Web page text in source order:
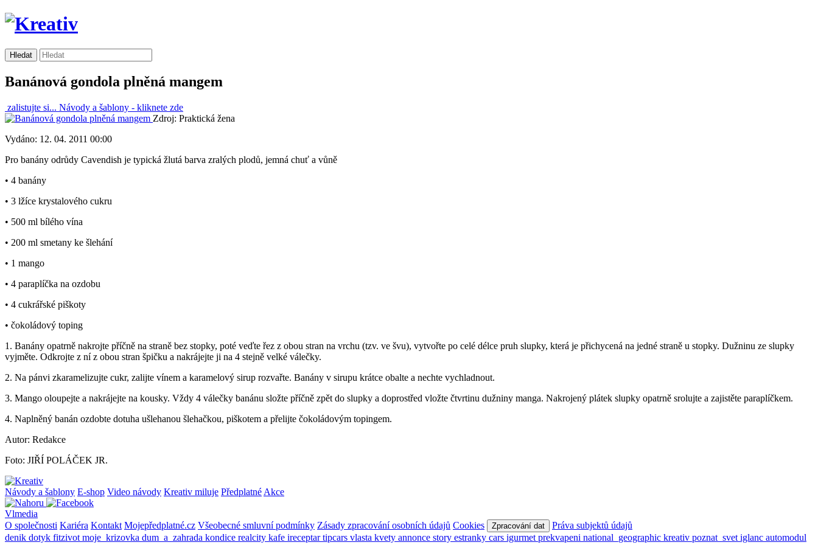
Banánová gondola plněná mangem
zalistujte si... Návody a šablony - kliknete zde
Zdroj: Praktická žena
Vydáno: 12. 04. 2011 00:00
Pro banány odrůdy Cavendish je typická žlutá barva zralých plodů, jemná chuť a vůně
• 4 banány
• 3 lžíce krystalového cukru
• 500 ml bílého vína
• 200 ml smetany ke šlehání
• 1 mango
• 4 paraplíčka na ozdobu
• 4 cukrářské piškoty
• čokoládový toping
1. Banány opatrně nakrojte příčně na straně bez stopky, poté veďte řez z obou stran na vrchu (tzv. ve švu), vytvořte po celé délce pruh slupky, která je přichycená na jedné straně u stopky. Dužninu ze slupky
vyjměte. Odkrojte z ní z obou stran špičku a nakrájejte ji na 4 stejně velké válečky.
2. Na pánvi zkaramelizujte cukr, zalijte vínem a karamelový sirup rozvařte. Banány v sirupu krátce obalte a nechte vychladnout.
3. Mango oloupejte a nakrájejte na kousky. Vždy 4 válečky banánu složte příčně zpět do slupky a doprostřed vložte čtvrtinu dužniny manga. Nakrojený plátek slupky opatrně srolujte a zajistěte paraplíčkem.
4. Naplněný banán ozdobte dotuha ušlehanou šlehačkou, piškotem a přelijte čokoládovým topingem.
Autor: Redakce
Foto: JIŘÍ POLÁČEK JR.
Návody a šablony E-shop Video návody Kreativ miluje Předplatné Akce
Vlmedia
O společnosti Kariéra Kontakt Mojepředplatné.cz Všeobecné smluvní podmínky Zásady zpracování osobních údajů Cookies Zpracování dat
Práva subjektů údajů
denik dotyk fitzivot moje_krizovka dum_a_zahrada kondice realcity kafe ireceptartipcars vlasta kvety annonce story estranky cars igurmet prekvapeni national_geographic kreativ poznat_svet iglanc automodul